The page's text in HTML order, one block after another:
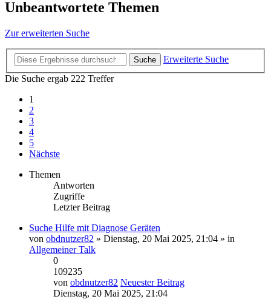
Unbeantwortete Themen
Zur erweiterten Suche
Suche
Erweiterte Suche
Die Suche ergab 222 Treffer
1
2
3
4
5
Nächste
Themen
Antworten
Zugriffe
Letzter Beitrag
Suche Hilfe mit Diagnose Geräten
von obdnutzer82 » Dienstag, 20 Mai 2025, 21:04 » in
Allgemeiner Talk
0
109235
von obdnutzer82 Neuester Beitrag
Dienstag, 20 Mai 2025, 21:04